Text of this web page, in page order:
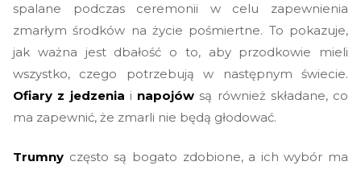
spalane podczas ceremonii w celu zapewnienia
zmarłym środków na życie pośmiertne. To pokazuje,
jak ważna jest dbałość o to, aby przodkowie mieli
wszystko, czego potrzebują w następnym świecie.
Ofiary z jedzenia i napojów są również składane, co
ma zapewnić, że zmarli nie będą głodować.
Trumny często są bogato zdobione, a ich wybór ma